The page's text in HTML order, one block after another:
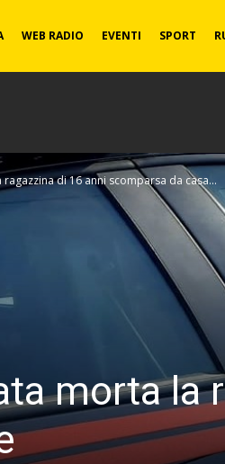
WEB RADIO EVENTI SPORT
di 16 anni scomparsa da casa...
morta la